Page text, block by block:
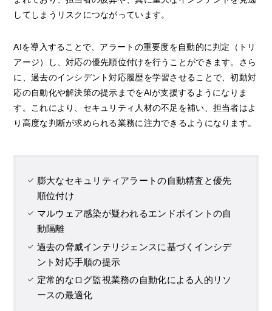
してしまうリスクにつながっています。
AIを導入することで、アラートの重要度を自動的に判定（トリ
アージ）し、対応の優先順位付けを行うことができます。さら
に、過去のインシデント対応履歴を学習させることで、初動対
応の自動化や解決策の提示までをAIが支援するようになりま
す。これにより、セキュリティ人材の不足を補い、担当者はよ
り高度な判断が求められる業務に注力できるようになります。
膨大なセキュリティアラートの自動精査と優先
順位付け
マルウェア感染が疑われるエンドポイントの自
動隔離
過去の脅威インテリジェンスに基づくインシデ
ント対応手順の提示
定常的なログ監視業務の自動化による人的リソ
ースの最適化